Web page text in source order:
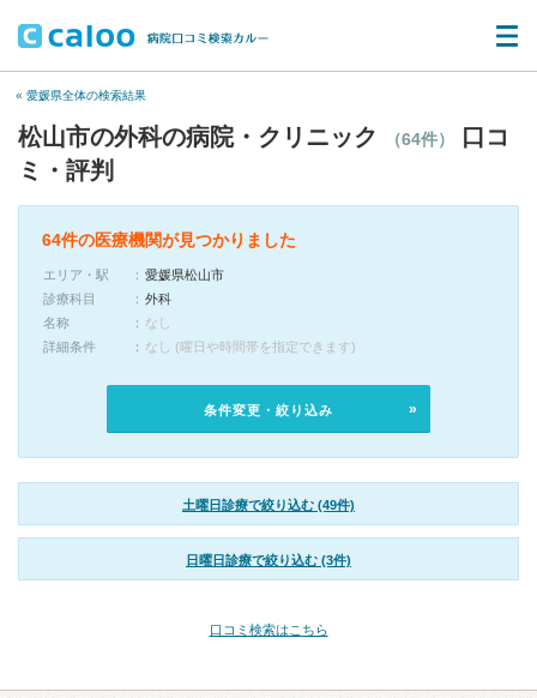
« 愛媛県全体の検索結果
松山市の外科の病院・クリニック （64件）
口コ
ミ・評判
64件の医療機関が見つかりました
エリア・駅
愛媛県松山市
診療科目
外科
名称
なし
詳細条件
なし (曜日や時間帯を指定できます)
条件変更・絞り込み
土曜日診療で絞り込む (49件)
日曜日診療で絞り込む (3件)
口コミ検索はこちら